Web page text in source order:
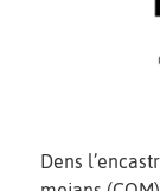
Dens